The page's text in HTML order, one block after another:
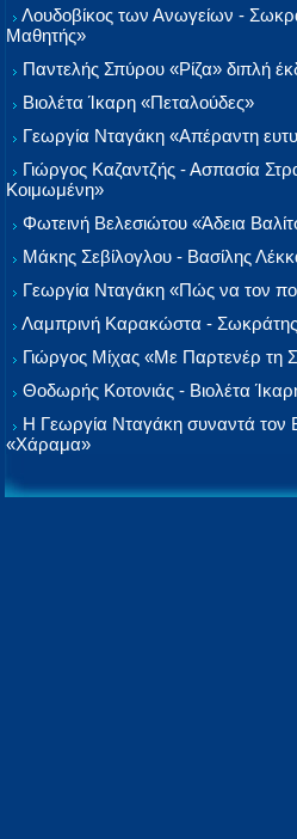
Λουδοβίκος των Ανωγείων -
Μαθητής»
Παντελής Σπύρου «Ρίζα» διπλή
Βιολέτα Ίκαρη «Πεταλούδες»
Γεωργία Νταγάκη «Aπέραντη
Γιώργος Καζαντζής - Ασπασία
Κοιμωμένη»
Φωτεινή Βελεσιώτου «Άδεια
Μάκης Σεβίλογλου - Βασίλης
Γεωργία Νταγάκη «Πώς να τον
Λαμπρινή Καρακώστα -
Γιώργος Μίχας «Με Παρτενέρ τη
Θοδωρής Κοτονιάς - Βιολέτα
Η Γεωργία Νταγάκη συναντά τον
«Χάραμα»